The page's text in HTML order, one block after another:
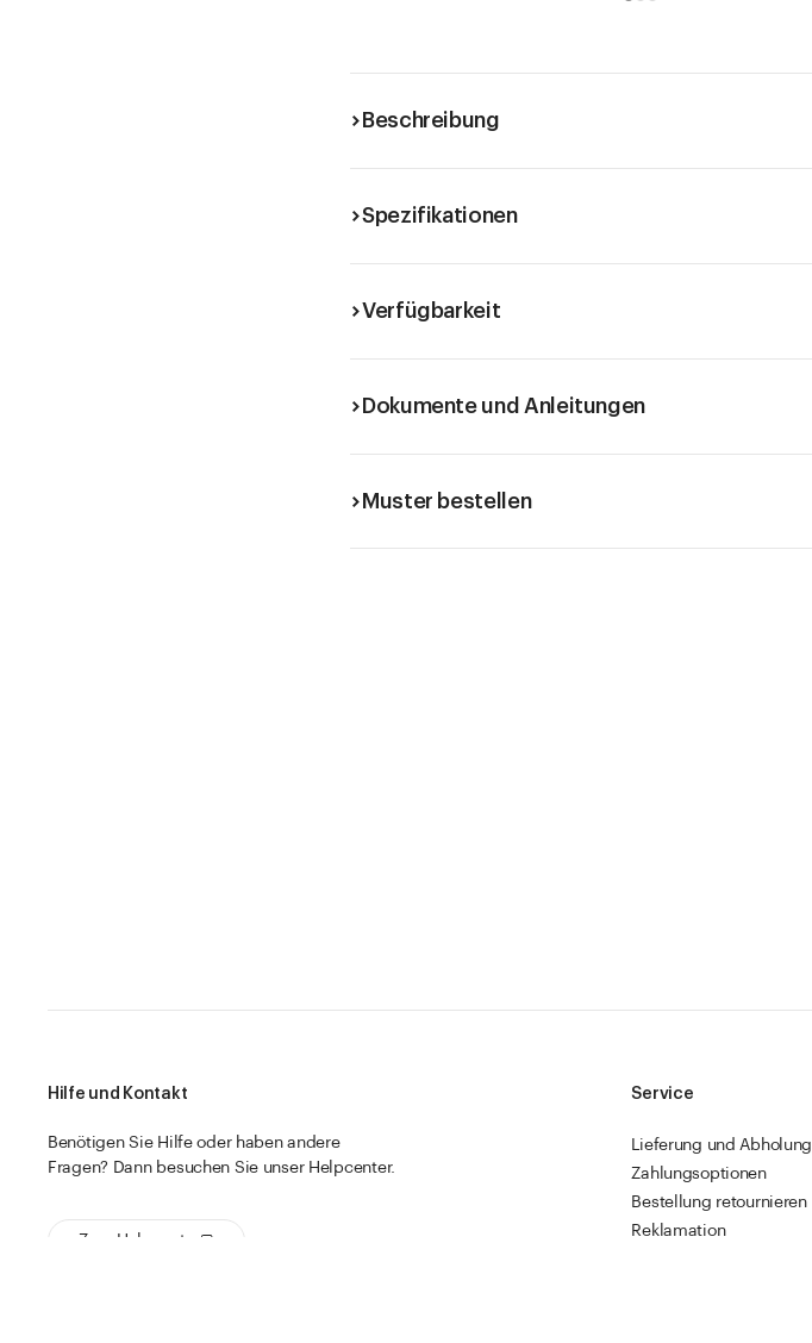
Beschreibung
Spezifikationen
Verfügbarkeit
Dokumente und Anleitungen
Muster bestellen
Hilfe und Kontakt
Benötigen Sie Hilfe oder haben andere
Fragen? Dann besuchen Sie unser Helpcenter.
Zum Helpcenter
Service
Lieferung und Abholung
Zahlungsoptionen
Bestellung retournieren
Reklamation